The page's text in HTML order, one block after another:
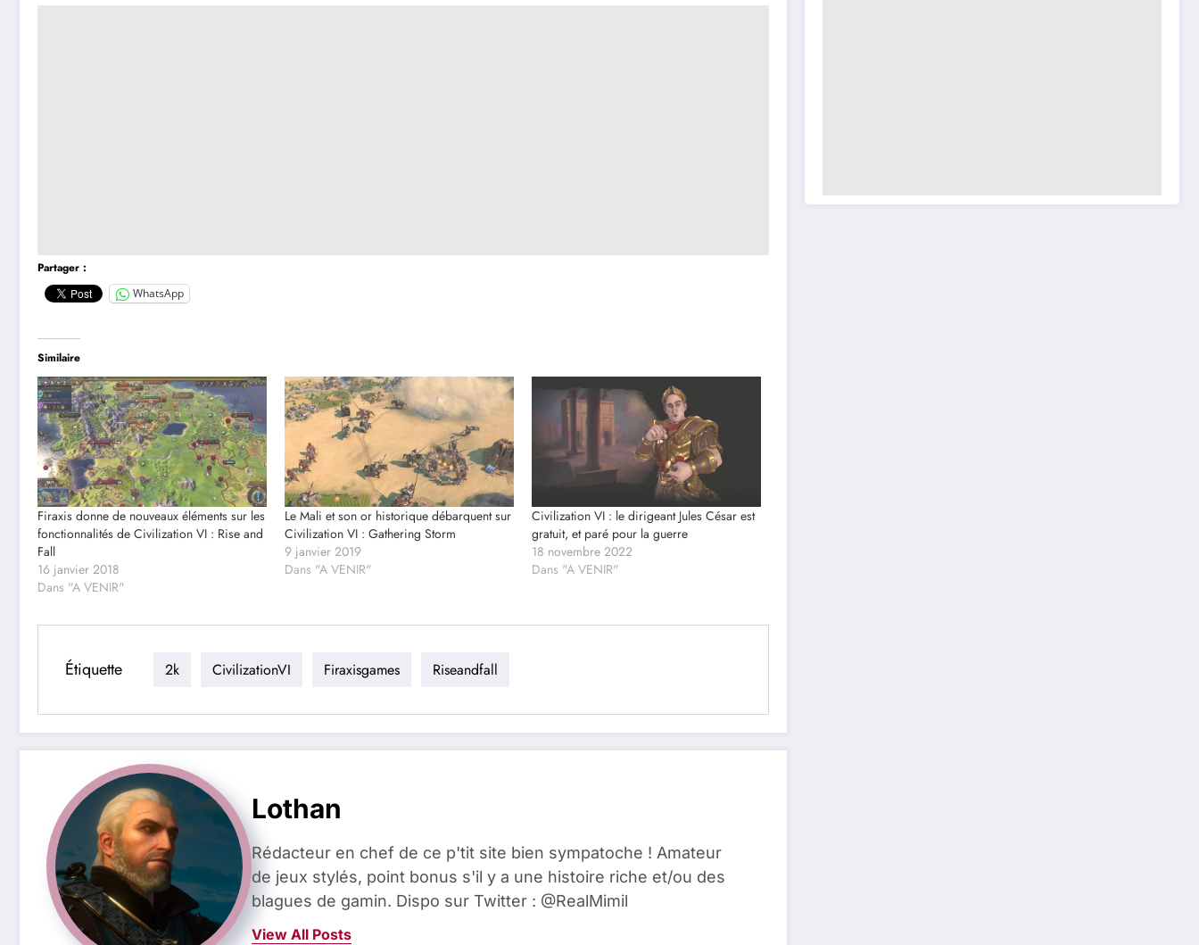
Partager :
WhatsApp
Similaire
Firaxis donne de nouveaux éléments sur les
fonctionnalités de Civilization VI : Rise and
Fall
16 janvier 2018
Dans "A VENIR"
Le Mali et son or historique débarquent sur
Civilization VI : Gathering Storm
9 janvier 2019
Dans "A VENIR"
Civilization VI : le dirigeant Jules César est
gratuit, et paré pour la guerre
18 novembre 2022
Dans "A VENIR"
Étiquette 2k CivilizationVI Firaxisgames Riseandfall
Lothan
Rédacteur en chef de ce p'tit site bien sympatoche ! Amateur
de jeux stylés, point bonus s'il y a une histoire riche et/ou des
blagues de gamin. Dispo sur Twitter : @RealMimil
View All Posts